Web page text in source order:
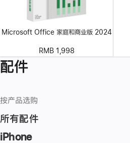
Microsoft Office 家庭和商业版 2024
RMB 1,998
配件
按产品选购
所有配件
iPhone